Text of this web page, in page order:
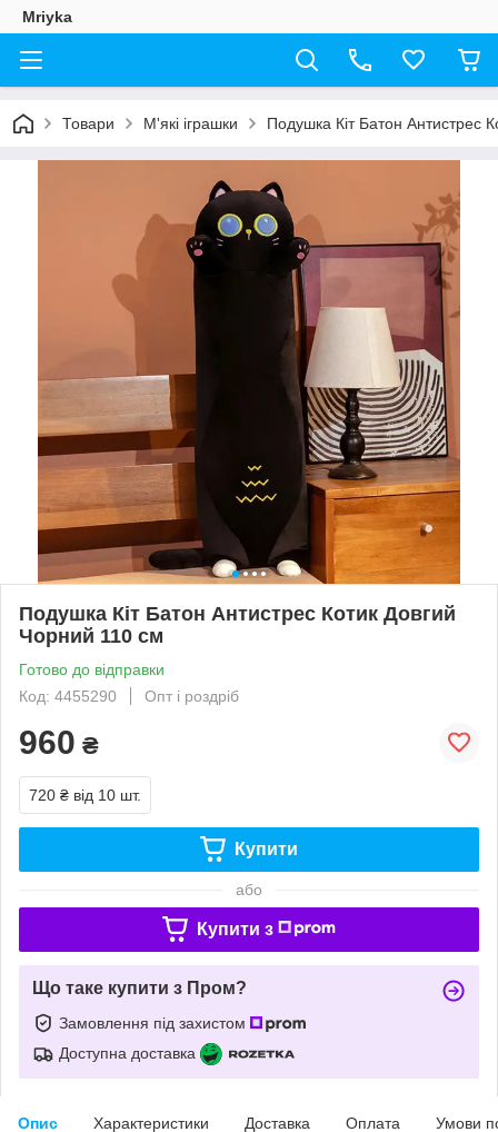
Mriyka
Товари М'які іграшки Подушка Кіт Батон Антистрес
Подушка Кіт Батон Антистрес Котик Довгий
Чорний 110 см
Готово до відправки
Код: 4455290
Опт і роздріб
960 ₴
720 ₴ від 10 шт.
Купити
або
Купити з
Що таке купити з Пром?
Замовлення під захистом
Доступна доставка
Опис Характеристики Доставка Оплата Умови